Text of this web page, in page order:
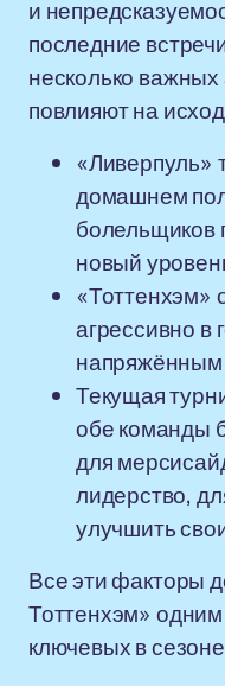
и
последние
несколько
повлияют на
«Ливерпуль»
домашнем
болельщиков
новый
«Тоттенхэм»
агрессивно в
Текущая
обе команды
для
лидерство,
улучшить
Все эти факторы
Тоттенхэм»
ключевых в